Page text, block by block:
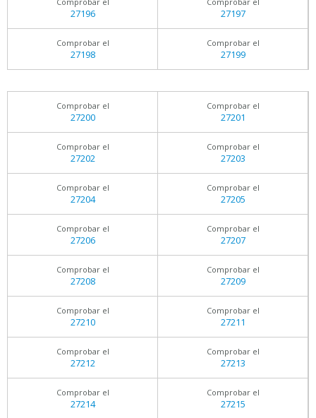
27196 27197
Comprobar el
27198
Comprobar el
27199
Comprobar el
27200
Comprobar el
27201
Comprobar el
27202
Comprobar el
27203
Comprobar el
27204
Comprobar el
27205
Comprobar el
27206
Comprobar el
27207
Comprobar el
27208
Comprobar el
27209
Comprobar el
27210
Comprobar el
27211
Comprobar el
27212
Comprobar el
27213
Comprobar el
27214
Comprobar el
27215